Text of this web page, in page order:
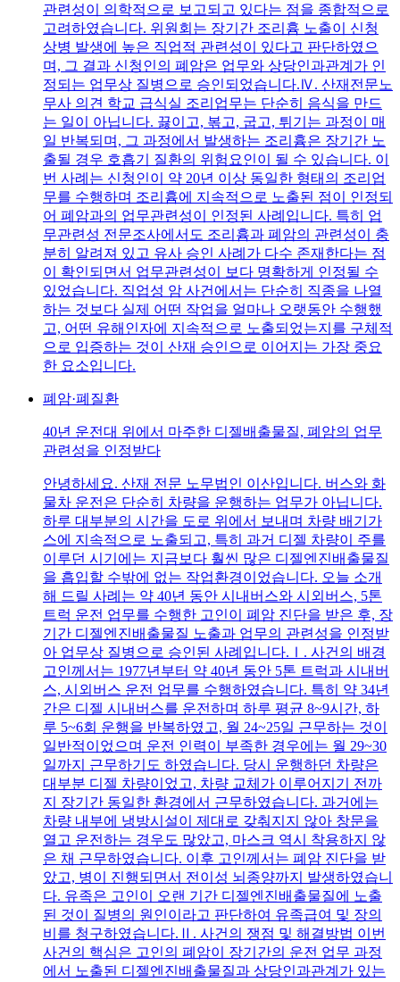
관련성이 의학적으로 보고되고 있다는 점을 종합적으로
고려하였습니다. 위원회는 장기간 조리흄 노출이 신청
상병 발생에 높은 직업적 관련성이 있다고 판단하였으
며, 그 결과 신청인의 폐암은 업무와 상당인과관계가 인
정되는 업무상 질병으로 승인되었습니다.Ⅳ. 산재전문노
무사 의견 학교 급식실 조리업무는 단순히 음식을 만드
는 일이 아닙니다. 끓이고, 볶고, 굽고, 튀기는 과정이 매
일 반복되며, 그 과정에서 발생하는 조리흄은 장기간 노
출될 경우 호흡기 질환의 위험요인이 될 수 있습니다. 이
번 사례는 신청인이 약 20년 이상 동일한 형태의 조리업
무를 수행하며 조리흄에 지속적으로 노출된 점이 인정되
어 폐암과의 업무관련성이 인정된 사례입니다. 특히 업
무관련성 전문조사에서도 조리흄과 폐암의 관련성이 충
분히 알려져 있고 유사 승인 사례가 다수 존재한다는 점
이 확인되면서 업무관련성이 보다 명확하게 인정될 수
있었습니다. 직업성 암 사건에서는 단순히 직종을 나열
하는 것보다 실제 어떤 작업을 얼마나 오랫동안 수행했
고, 어떤 유해인자에 지속적으로 노출되었는지를 구체적
으로 입증하는 것이 산재 승인으로 이어지는 가장 중요
한 요소입니다.
폐암·폐질환
40년 운전대 위에서 마주한 디젤배출물질, 폐암의 업무
관련성을 인정받다
안녕하세요. 산재 전문 노무법인 이산입니다. 버스와 화
물차 운전은 단순히 차량을 운행하는 업무가 아닙니다.
하루 대부분의 시간을 도로 위에서 보내며 차량 배기가
스에 지속적으로 노출되고, 특히 과거 디젤 차량이 주를
이루던 시기에는 지금보다 훨씬 많은 디젤엔진배출물질
을 흡입할 수밖에 없는 작업환경이었습니다. 오늘 소개
해 드릴 사례는 약 40년 동안 시내버스와 시외버스, 5톤
트럭 운전 업무를 수행한 고인이 폐암 진단을 받은 후, 장
기간 디젤엔진배출물질 노출과 업무의 관련성을 인정받
아 업무상 질병으로 승인된 사례입니다.Ⅰ. 사건의 배경
고인께서는 1977년부터 약 40년 동안 5톤 트럭과 시내버
스, 시외버스 운전 업무를 수행하였습니다. 특히 약 34년
간은 디젤 시내버스를 운전하며 하루 평균 8~9시간, 하
루 5~6회 운행을 반복하였고, 월 24~25일 근무하는 것이
일반적이었으며 운전 인력이 부족한 경우에는 월 29~30
일까지 근무하기도 하였습니다. 당시 운행하던 차량은
대부분 디젤 차량이었고, 차량 교체가 이루어지기 전까
지 장기간 동일한 환경에서 근무하였습니다. 과거에는
차량 내부에 냉방시설이 제대로 갖춰지지 않아 창문을
열고 운전하는 경우도 많았고, 마스크 역시 착용하지 않
은 채 근무하였습니다. 이후 고인께서는 폐암 진단을 받
았고, 병이 진행되면서 전이성 뇌종양까지 발생하였습니
다. 유족은 고인이 오랜 기간 디젤엔진배출물질에 노출
된 것이 질병의 원인이라고 판단하여 유족급여 및 장의
비를 청구하였습니다.Ⅱ. 사건의 쟁점 및 해결방법 이번
사건의 핵심은 고인의 폐암이 장기간의 운전 업무 과정
에서 노출된 디젤엔진배출물질과 상당인과관계가 있는